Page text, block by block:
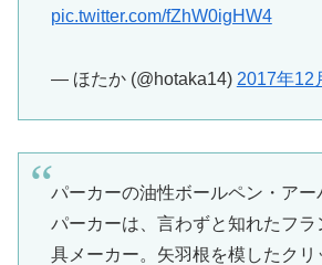
pic.twitter.com/fZhW0igHW4
— ほたか (@hotaka14) 2017年12
パーカーの油性ボールペン・アー
パーカーは、言わずと知れたフ
具メーカー。矢羽根を模したクリ